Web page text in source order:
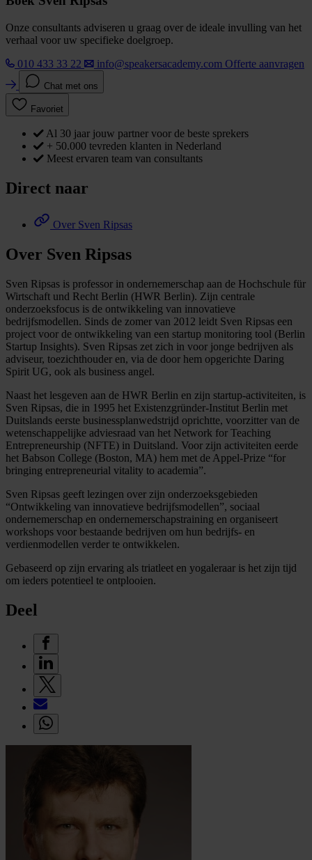
Onze consultants adviseren u graag over de ideale invulling van het
verhaal voor uw specifieke doelgroep.
010 433 33 22
info@speakersacademy.com Offerte aanvragen
Chat met ons
Favoriet
Al 30 jaar jouw partner voor de beste sprekers
+ 50.000 tevreden klanten in Nederland
Meest ervaren team van consultants
Direct naar
Over Sven Ripsas
Over Sven Ripsas
Sven Ripsas is professor in ondernemerschap aan de Hochschule für
Wirtschaft und Recht Berlin (HWR Berlin). Zijn centrale
onderzoeksfocus is de ontwikkeling van innovatieve
bedrijfsmodellen. Sinds de zomer van 2012 leidt Sven Ripsas een
project voor de ontwikkeling van een startup monitoring tool (Berlin
Startup Insights). Sven Ripsas zet zich in voor jonge bedrijven als
adviseur, toezichthouder en, via de door hem opgerichte Daring
Spirit UG, ook als business angel.
Naast het lesgeven aan de HWR Berlin en zijn startup-activiteiten, is
Sven Ripsas, die in 1995 het Existenzgründer-Institut Berlin met
Duitslands eerste businessplanwedstrijd oprichtte, voorzitter van de
wetenschappelijke adviesraad van het Network for Teaching
Entrepreneurship (NFTE) in Duitsland. Voor zijn activiteiten eerde
het Babson College (Boston, MA) hem met de Appel-Prize “for
bringing entrepreneurial vitality to academia”.
Sven Ripsas geeft lezingen over zijn onderzoeksgebieden
“Ontwikkeling van innovatieve bedrijfsmodellen”, sociaal
ondernemerschap en ondernemerschapstraining en organiseert
workshops voor bestaande bedrijven om hun bedrijfs- en
verdienmodellen verder te ontwikkelen.
Gebaseerd op zijn ervaring als triatleet en yogaleraar is het zijn tijd
om ieders potentieel te ontplooien.
Deel